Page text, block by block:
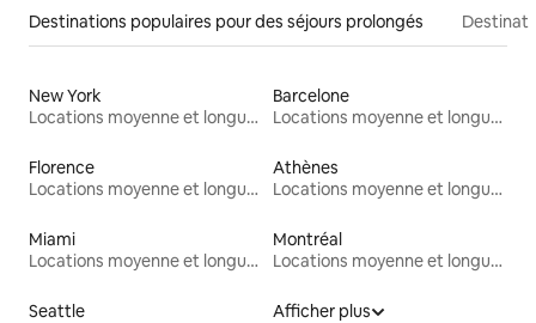
Destinations populaires pour des séjours prolongés
New York
Locations moyenne et longue durée
Barcelone
Locations moyenne et longue durée
Florence
Locations moyenne et longue durée
Athènes
Locations moyenne et longue durée
Miami
Locations moyenne et longue durée
Montréal
Locations moyenne et longue durée
Seattle
Afficher plus